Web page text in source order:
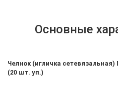
Основные
Челнок (игличка
(20 шт. уп.)